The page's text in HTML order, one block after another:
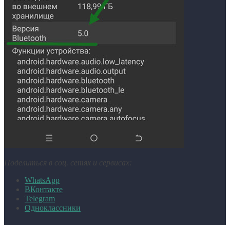
Поделиться в соц. сетях и сервисах:
WhatsApp
ВКонтакте
Telegram
Одноклассники